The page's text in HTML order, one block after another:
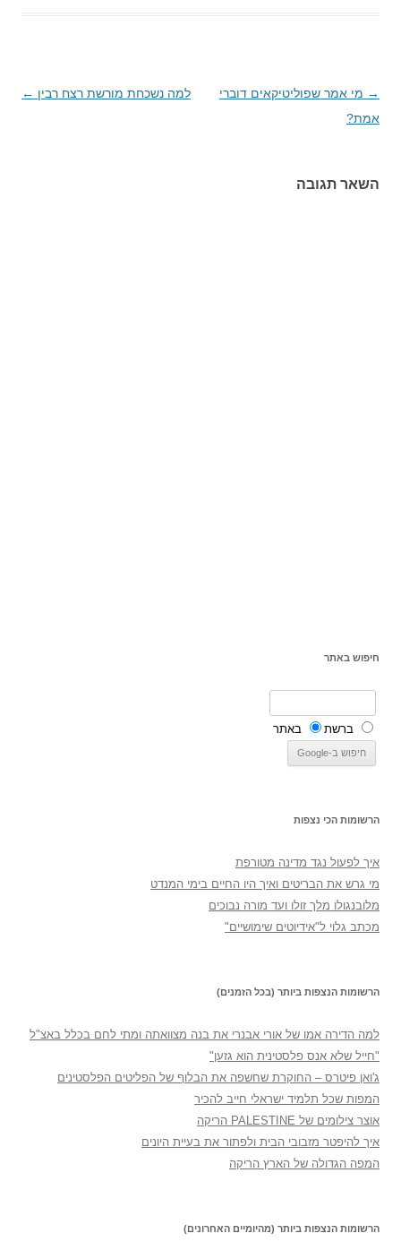
ניווט
בפוסטים
מי אמר שפוליטיקאים דוברי
אמת?
למה נשכחת מורשת רצח רבין←
השאר תגובה
חיפוש באתר
ברשת באתר
הרשומות הכי נצפות
איך לפעול נגד מדינה מטורפת
מי גרש את הבריטים ואיך היו החיים בימי המנדט
מלובנגולו מלך זולו ועד מורה נבוכים
מכתב גלוי ל"אידיוטים שימושיים"
הרשומות הנצפות ביותר (בכל הזמנים)
למה הדירה אמו של אורי אבנרי את בנה מצוואתה ומתי לחם בכלל באצ"ל
"חייל שלא אנס פלסטינית הוא גזען"
ג'ואן פיטרס – החוקרת שחשפה את הבלוף של הפליטים הפלסטינים
המפות שכל תלמיד ישראלי חייב להכיר
אוצר צילומים של PALESTINE הריקה
איך להיפטר מזבובי הבית ולפתור את בעיית היונים
המפה הגדולה של הארץ הריקה
הרשומות הנצפות ביותר (מהיומיים האחרונים)